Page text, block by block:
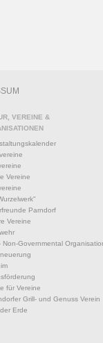
VEREINE &
Vereine
Parndorf
Vereine
Non-Governmental
für Vereine
Grill- und Genuss Verein
Erde